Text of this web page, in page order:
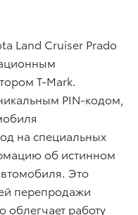
Land Cruiser Prado
T-Mark.
PIN-кодом,
на специальных
об истинном
Это
перепродажи
облегчает работу